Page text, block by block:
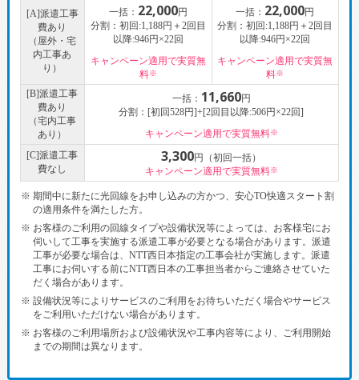
[A]派遣工事
費あり
（屋外・宅
内工事あ
り）
一括： 22,000円
分割：初回:1,188円＋2回目
以降:946円×22回
キャンペーン適用で実質無
料※
一括： 22,000円
分割：初回:1,188円＋2回目
以降:946円×22回
キャンペーン適用で実質無
料※
[B]派遣工事
費あり
（宅内工事
あり）
一括： 11,660円
分割：[初回528円]+[2回目以降:506円×22回]
キャンペーン適用で実質無料※
[C]派遣工事
費なし
3,300円（初回一括）
キャンペーン適用で実質無料※
※ 期間中に新たに光回線をお申し込みの方かつ、安心TO快適スタート割
の適用条件を満たした方。
※ お客様のご利用の回線タイプや設備状況等によっては、お客様宅にお
伺いして工事を実施する派遣工事が必要となる場合があります。派遣
工事が必要な場合は、NTT西日本指定の工事会社が実施します。派遣
工事にお伺いする前にNTT西日本の工事担当者からご連絡させていた
だく場合があります。
※ 設備状況等によりサービスのご利用をお待ちいただく場合やサービス
をご利用いただけない場合があります。
※ お客様のご利用場所および設備状況や工事内容等により、ご利用開始
までの期間は異なります。